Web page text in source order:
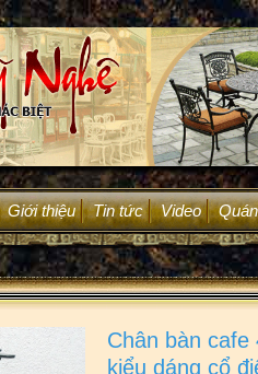
Giới thiệu Tin tức Video
Chân bàn cafe
kiểu dáng cổ